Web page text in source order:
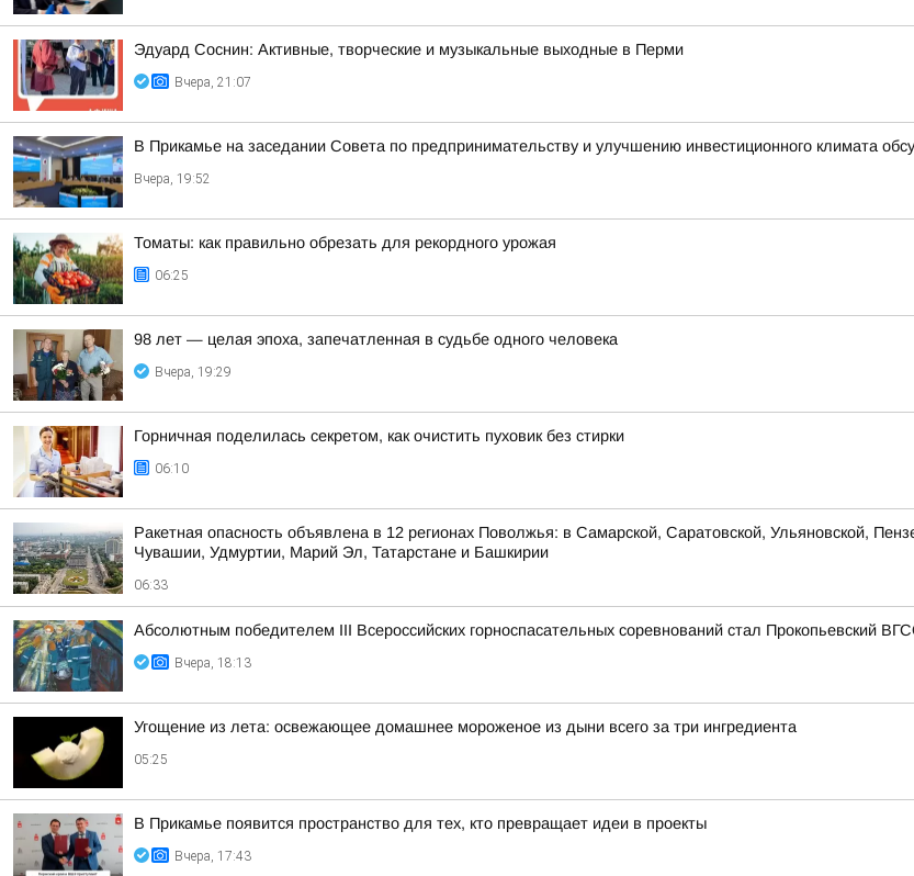
Эдуард Соснин: Активные, творческие и музыкальные выходные в Перми
Вчера, 21:07
В Прикамье на заседании Совета по предпринимательству и улучшению инвестиционного климата
Вчера, 19:52
Томаты: как правильно обрезать для рекордного урожая
06:25
98 лет — целая эпоха, запечатленная в судьбе одного человека
Вчера, 19:29
Горничная поделилась секретом, как очистить пуховик без стирки
06:10
Ракетная опасность объявлена в 12 регионах Поволжья: в Самарской, Саратовской, Ульяновской,
Чувашии, Удмуртии, Марий Эл, Татарстане и Башкирии
06:33
Абсолютным победителем III Всероссийских горноспасательных соревнований стал Прокопьевский
Вчера, 18:13
Угощение из лета: освежающее домашнее мороженое из дыни всего за три ингредиента
05:25
В Прикамье появится пространство для тех, кто превращает идеи в проекты
Вчера, 17:43